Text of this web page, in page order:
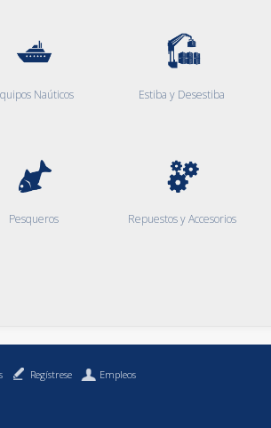
Naúticos Estiba y Desestiba
Pesqueros Repuestos y Accesorios
Regístrese Empleos